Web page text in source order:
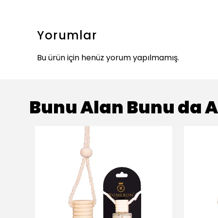
Yorumlar
Bu ürün için henüz yorum yapılmamış.
Bunu Alan Bunu da